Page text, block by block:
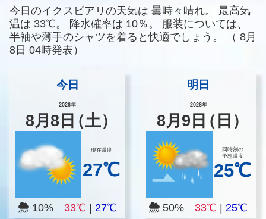
今日のイクスピアリの天気は 曇時々晴れ。
最高気
温は 33℃。 降水確率は 10％。
服装については、
半袖や薄手のシャツを着ると快適でしょう。
（ 8月
8日 04時発表）
今日
2026年
8月8 日（土）
現在温度
27℃
10% 33℃ 27℃
明日
2026年
8月 9 日（日）
同時刻の
予想温度
25℃
50%33℃ |25℃